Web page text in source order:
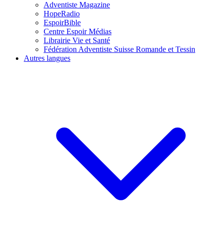
Adventiste Magazine
HopeRadio
EspoirBible
Centre Espoir Médias
Librairie Vie et Santé
Fédération Adventiste Suisse Romande et Tessin
Autres langues